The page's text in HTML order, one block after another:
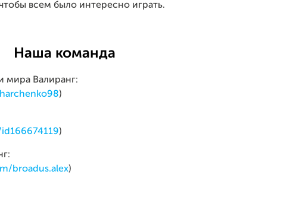
всем было интересно играть.
Наша команда
мира Валиранг:
)
)
broadus.alex)